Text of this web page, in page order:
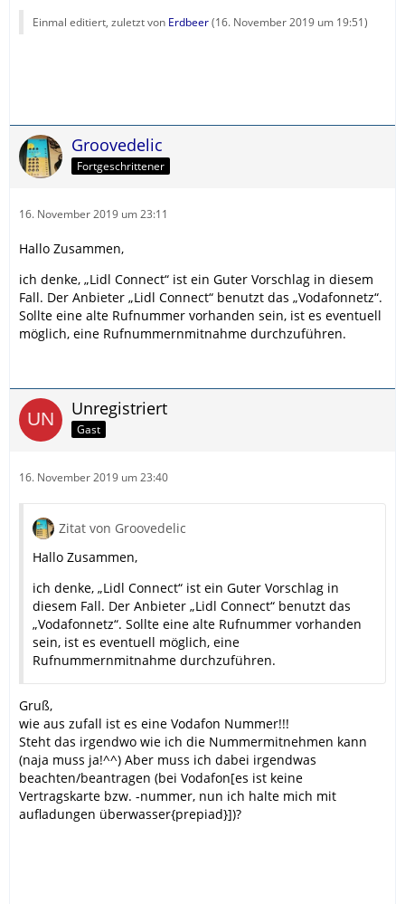
Einmal editiert, zuletzt von Erdbeer(16. November 2019 um 19:51)
Groovedelic
Fortgeschrittener
16. November 2019 um 23:11
Hallo Zusammen,
ich denke, „Lidl Connect“ ist ein Guter Vorschlag in diesem
Fall. Der Anbieter „Lidl Connect“ benutzt das „Vodafonnetz“.
Sollte eine alte Rufnummer vorhanden sein, ist es eventuell
möglich, eine Rufnummernmitnahme durchzuführen.
Unregistriert
Gast
16. November 2019 um 23:40
Zitat von Groovedelic
Hallo Zusammen,
ich denke, „Lidl Connect“ ist ein Guter Vorschlag in
diesem Fall. Der Anbieter „Lidl Connect“ benutzt das
„Vodafonnetz“. Sollte eine alte Rufnummer vorhanden
sein, ist es eventuell möglich, eine
Rufnummernmitnahme durchzuführen.
Gruß,
wie aus zufall ist es eine Vodafon Nummer!!!
Steht das irgendwo wie ich die Nummermitnehmen kann
(naja muss ja!^^) Aber muss ich dabei irgendwas
beachten/beantragen (bei Vodafon[es ist keine
Vertragskarte bzw. -nummer, nun ich halte mich mit
aufladungen überwasser{prepiad}])?